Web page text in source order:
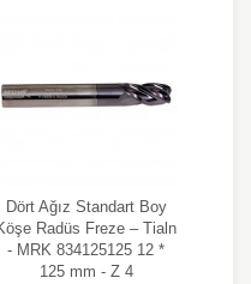
Dört Ağız Standart Boy
Radüs Freze – Tialn
- MRK 834125125 12 *
125 mm - Z 4